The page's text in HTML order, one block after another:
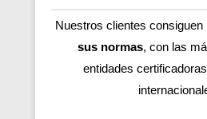
Nuestros clientes consiguen
sus normas, con las
entidades